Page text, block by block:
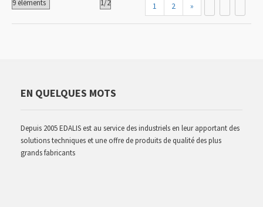
1 2 »
EN QUELQUES MOTS
Depuis 2005 EDALIS est au service des industriels en leur apportant des
solutions techniques et une offre de produits de qualité des plus
grands fabricants